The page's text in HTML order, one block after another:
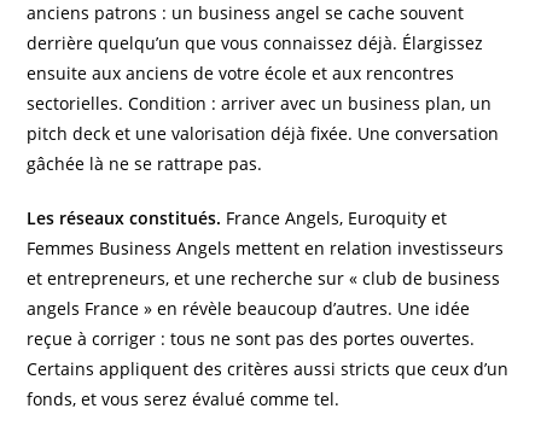
anciens patrons : un business angel se cache souvent
derrière quelqu’un que vous connaissez déjà. Élargissez
ensuite aux anciens de votre école et aux rencontres
sectorielles. Condition : arriver avec un business plan, un
pitch deck et une valorisation déjà fixée. Une conversation
gâchée là ne se rattrape pas.
Les réseaux constitués. France Angels, Euroquity et
Femmes Business Angels mettent en relation investisseurs
et entrepreneurs, et une recherche sur « club de business
angels France » en révèle beaucoup d’autres. Une idée
reçue à corriger : tous ne sont pas des portes ouvertes.
Certains appliquent des critères aussi stricts que ceux d’un
fonds, et vous serez évalué comme tel.